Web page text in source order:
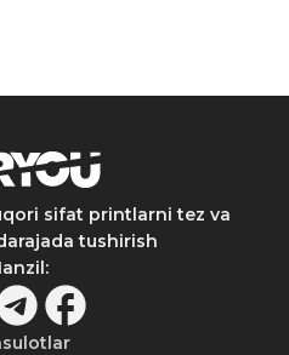
sifat printlarni tez va
tushirish
: